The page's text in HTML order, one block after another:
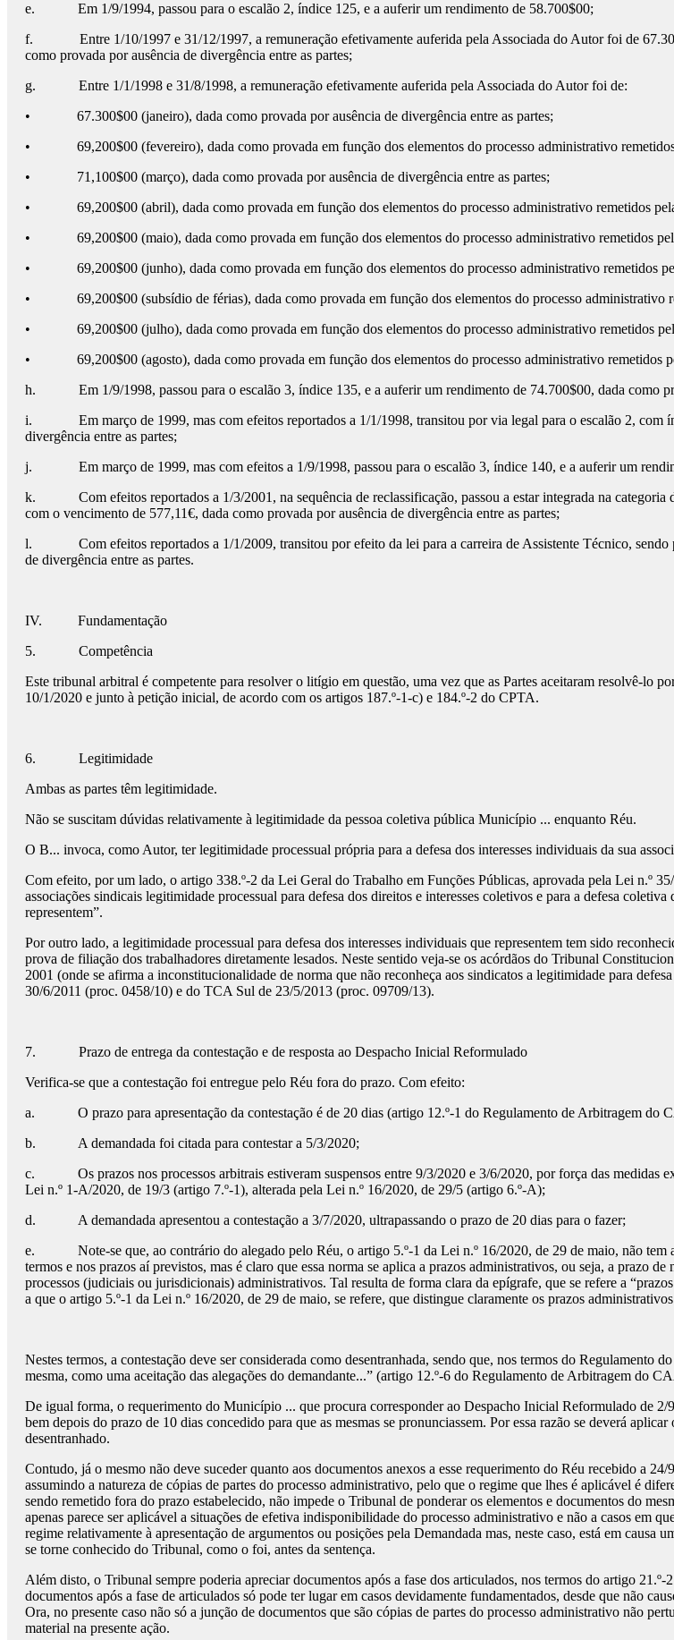
e. Em 1/9/1994, passou para o escalão 2, índice 125, e a auferir um rendimento de 58.700$00;
f. Entre 1/10/1997 e 31/12/1997, a remuneração efetivamente auferida pela Associada do Autor foi de
como provada por ausência de divergência entre as partes;
g. Entre 1/1/1998 e 31/8/1998, a remuneração efetivamente auferida pela Associada do Autor foi de:
• 67.300$00 (janeiro), dada como provada por ausência de divergência entre as partes;
• 69,200$00 (fevereiro), dada como provada em função dos elementos do processo administrativo remetidos
• 71,100$00 (março), dada como provada por ausência de divergência entre as partes;
• 69,200$00 (abril), dada como provada em função dos elementos do processo administrativo remetidos
• 69,200$00 (maio), dada como provada em função dos elementos do processo administrativo remetidos
• 69,200$00 (junho), dada como provada em função dos elementos do processo administrativo remetidos
• 69,200$00 (subsídio de férias), dada como provada em função dos elementos do processo administrativo
• 69,200$00 (julho), dada como provada em função dos elementos do processo administrativo remetidos
• 69,200$00 (agosto), dada como provada em função dos elementos do processo administrativo remetidos
h. Em 1/9/1998, passou para o escalão 3, índice 135, e a auferir um rendimento de 74.700$00, dada como
i. Em março de 1999, mas com efeitos reportados a 1/1/1998, transitou por via legal para o escalão 2, com
divergência entre as partes;
j. Em março de 1999, mas com efeitos a 1/9/1998, passou para o escalão 3, índice 140, e a auferir um
k. Com efeitos reportados a 1/3/2001, na sequência de reclassificação, passou a estar integrada na categoria
com o vencimento de 577,11€, dada como provada por ausência de divergência entre as partes;
l. Com efeitos reportados a 1/1/2009, transitou por efeito da lei para a carreira de Assistente Técnico, sendo
de divergência entre as partes.
IV. Fundamentação
5. Competência
Este tribunal arbitral é competente para resolver o litígio em questão, uma vez que as Partes aceitaram resolvê-lo
10/1/2020 e junto à petição inicial, de acordo com os artigos 187.º-1-c) e 184.º-2 do CPTA.
6. Legitimidade
Ambas as partes têm legitimidade.
Não se suscitam dúvidas relativamente à legitimidade da pessoa coletiva pública Município ... enquanto Réu.
O B... invoca, como Autor, ter legitimidade processual própria para a defesa dos interesses individuais da sua
Com efeito, por um lado, o artigo 338.º-2 da Lei Geral do Trabalho em Funções Públicas, aprovada pela Lei n.º
associações sindicais legitimidade processual para defesa dos direitos e interesses coletivos e para a defesa
representem”.
Por outro lado, a legitimidade processual para defesa dos interesses individuais que representem tem sido
prova de filiação dos trabalhadores diretamente lesados. Neste sentido veja-se os acórdãos do Tribunal
2001 (onde se afirma a inconstitucionalidade de norma que não reconheça aos sindicatos a legitimidade para
30/6/2011 (proc. 0458/10) e do TCA Sul de 23/5/2013 (proc. 09709/13).
7. Prazo de entrega da contestação e de resposta ao Despacho Inicial Reformulado
Verifica-se que a contestação foi entregue pelo Réu fora do prazo. Com efeito:
a. O prazo para apresentação da contestação é de 20 dias (artigo 12.º-1 do Regulamento de Arbitragem do
b. A demandada foi citada para contestar a 5/3/2020;
c. Os prazos nos processos arbitrais estiveram suspensos entre 9/3/2020 e 3/6/2020, por força das medidas
Lei n.º 1-A/2020, de 19/3 (artigo 7.º-1), alterada pela Lei n.º 16/2020, de 29/5 (artigo 6.º-A);
d. A demandada apresentou a contestação a 3/7/2020, ultrapassando o prazo de 20 dias para o fazer;
e. Note-se que, ao contrário do alegado pelo Réu, o artigo 5.º-1 da Lei n.º 16/2020, de 29 de maio, não tem
termos e nos prazos aí previstos, mas é claro que essa norma se aplica a prazos administrativos, ou seja, a prazo
processos (judiciais ou jurisdicionais) administrativos. Tal resulta de forma clara da epígrafe, que se refere a
a que o artigo 5.º-1 da Lei n.º 16/2020, de 29 de maio, se refere, que distingue claramente os prazos
Nestes termos, a contestação deve ser considerada como desentranhada, sendo que, nos termos do
mesma, como uma aceitação das alegações do demandante...” (artigo 12.º-6 do Regulamento de Arbitragem do
De igual forma, o requerimento do Município ... que procura corresponder ao Despacho Inicial Reformulado de
bem depois do prazo de 10 dias concedido para que as mesmas se pronunciassem. Por essa razão se deverá
desentranhado.
Contudo, já o mesmo não deve suceder quanto aos documentos anexos a esse requerimento do Réu recebido a
assumindo a natureza de cópias de partes do processo administrativo, pelo que o regime que lhes é aplicável é
sendo remetido fora do prazo estabelecido, não impede o Tribunal de ponderar os elementos e documentos do
apenas parece ser aplicável a situações de efetiva indisponibilidade do processo administrativo e não a casos em
regime relativamente à apresentação de argumentos ou posições pela Demandada mas, neste caso, está em
se torne conhecido do Tribunal, como o foi, antes da sentença.
Além disto, o Tribunal sempre poderia apreciar documentos após a fase dos articulados, nos termos do artigo
documentos após a fase de articulados só pode ter lugar em casos devidamente fundamentados, desde que não
Ora, no presente caso não só a junção de documentos que são cópias de partes do processo administrativo não
material na presente ação.